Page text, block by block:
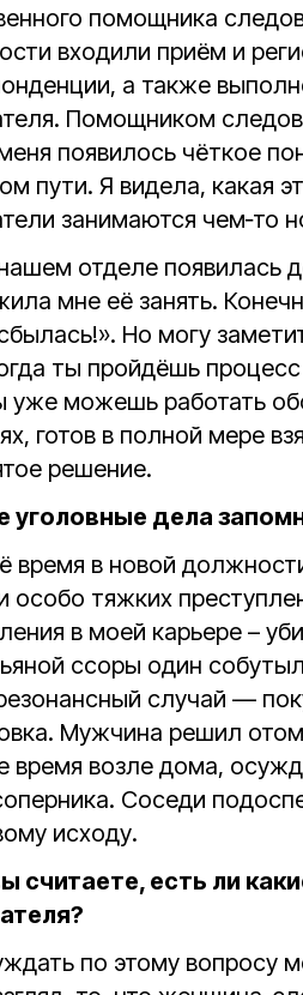
помощника
входили приём и
а также
Помощником
появилось чёткое
пути. Я видела, какая
занимаются чем‑то
отделе появилась
мне её занять.
Но могу
ты пройдёшь
уже можешь работать
готов в полной мере
решение.
уголовные дела
время в новой
особо тяжких
в моей карьере –
ссоры один
случай —
Мужчина решил
время возле дома,
Соседи
исходу.
считаете, есть ли
по этому вопросу